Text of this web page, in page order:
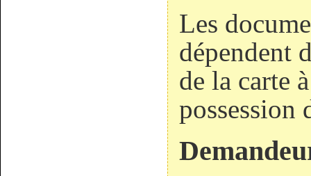
Les
dépendent
de la carte
possession